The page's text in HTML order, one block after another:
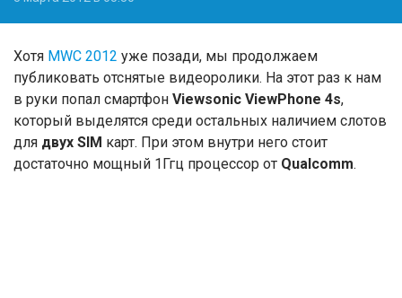
Хотя MWC 2012 уже позади, мы продолжаем
публиковать отснятые видеоролики. На этот раз к нам
в руки попал смартфон Viewsonic ViewPhone 4s,
который выделятся среди остальных наличием слотов
для двух SIM карт. При этом внутри него стоит
достаточно мощный 1Ггц процессор от Qualcomm.